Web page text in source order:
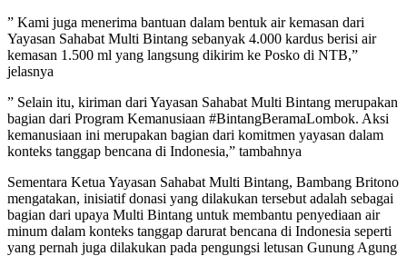
” Kami juga menerima bantuan dalam bentuk air kemasan dari
Yayasan Sahabat Multi Bintang sebanyak 4.000 kardus berisi air
kemasan 1.500 ml yang langsung dikirim ke Posko di NTB,”
jelasnya
” Selain itu, kiriman dari Yayasan Sahabat Multi Bintang merupakan
bagian dari Program Kemanusiaan #BintangBeramaLombok. Aksi
kemanusiaan ini merupakan bagian dari komitmen yayasan dalam
konteks tanggap bencana di Indonesia,” tambahnya
Sementara Ketua Yayasan Sahabat Multi Bintang, Bambang Britono
mengatakan, inisiatif donasi yang dilakukan tersebut adalah sebagai
bagian dari upaya Multi Bintang untuk membantu penyediaan air
minum dalam konteks tanggap darurat bencana di Indonesia seperti
yang pernah juga dilakukan pada pengungsi letusan Gunung Agung